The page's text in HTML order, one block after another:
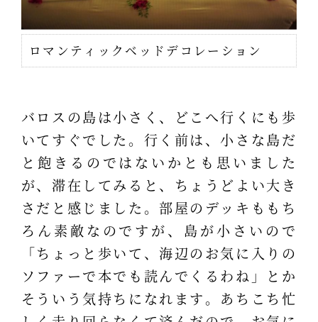
ロマンティックベッドデコレーション
バロスの島は小さく、どこへ行くにも歩
いてすぐでした。行く前は、小さな島だ
と飽きるのではないかとも思いました
が、滞在してみると、ちょうどよい大き
さだと感じました。部屋のデッキももち
ろん素敵なのですが、島が小さいので
「ちょっと歩いて、海辺のお気に入りの
ソファーで本でも読んでくるわね」とか
そういう気持ちになれます。あちこち忙